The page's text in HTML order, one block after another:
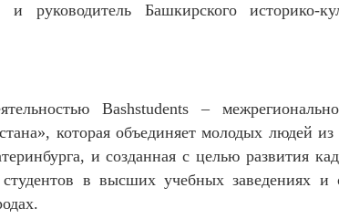
руководитель Башкирского историко-
Bashstudents –
которая объединяет молодых людей
и созданная с целью развития
в высших учебных заведениях